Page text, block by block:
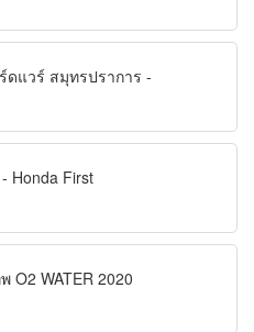
แวร์ สมุทรปราการ -
Honda First
O2 WATER 2020